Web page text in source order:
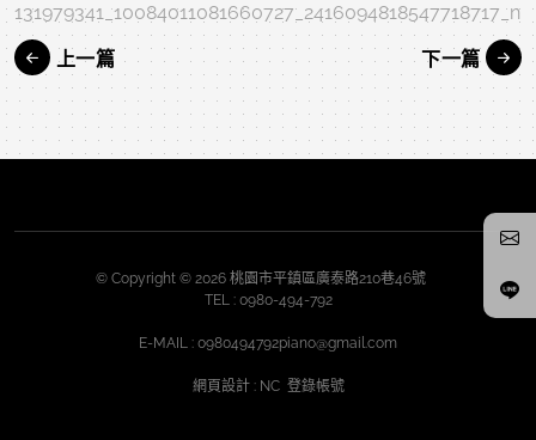
上一篇 下一篇
© Copyright © 2026 桃園市平鎮區廣泰路210巷46號
TEL : 0980-494-792
E-MAIL : 0980494792piano@gmail.com
網頁設計: NC 登錄帳號